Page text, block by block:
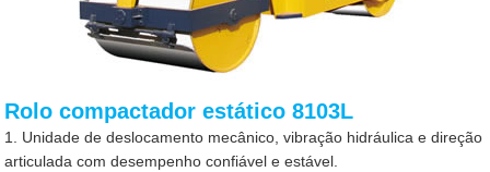
Rolo compactador estático 8103L
1. Unidade de deslocamento mecânico, vibração hidráulica e direção
articulada com desempenho confiável e estável.